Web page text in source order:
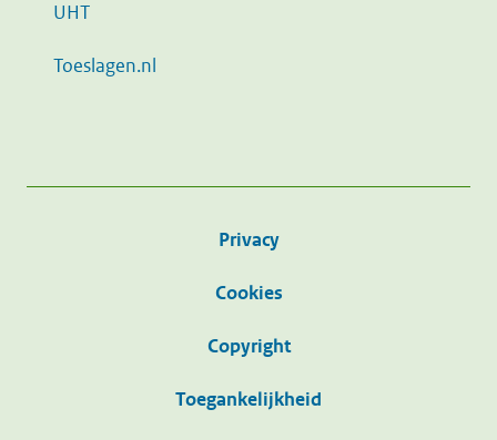
UHT
Toeslagen.nl
Privacy
Cookies
Copyright
Toegankelijkheid